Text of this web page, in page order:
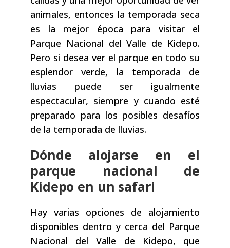
animales, entonces la temporada seca
es la mejor época para visitar el
Parque Nacional del Valle de Kidepo.
Pero si desea ver el parque en todo su
esplendor verde, la temporada de
lluvias puede ser igualmente
espectacular, siempre y cuando esté
preparado para los posibles desafíos
de la temporada de lluvias.
Dónde alojarse en el
parque nacional de
Kidepo en un safari
Hay varias opciones de alojamiento
disponibles dentro y cerca del Parque
Nacional del Valle de Kidepo, que